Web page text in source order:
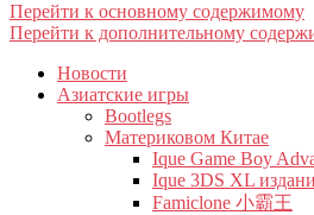
Перейти к основному содержимому
Перейти к дополнительному
Новости
Азиатские игры
Bootlegs
Материковом Китае
Ique Game Boy
Ique 3DS XL
Famiclone 小霸王